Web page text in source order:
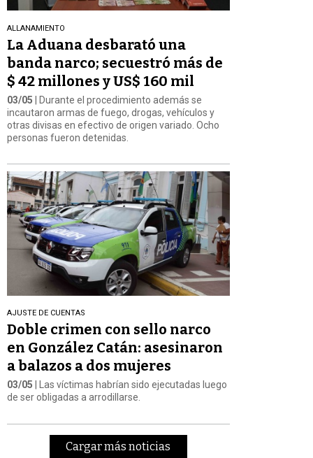
ALLANAMIENTO
La Aduana desbarató una
banda narco; secuestró más de
$ 42 millones y US$ 160 mil
03/05 | Durante el procedimiento además se
incautaron armas de fuego, drogas, vehículos y
otras divisas en efectivo de origen variado. Ocho
personas fueron detenidas.
AJUSTE DE CUENTAS
Doble crimen con sello narco
en González Catán: asesinaron
a balazos a dos mujeres
03/05 | Las víctimas habrían sido ejecutadas luego
de ser obligadas a arrodillarse.
Cargar más noticias